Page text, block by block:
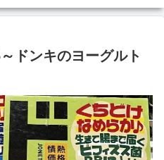
ドンキのヨーグルト